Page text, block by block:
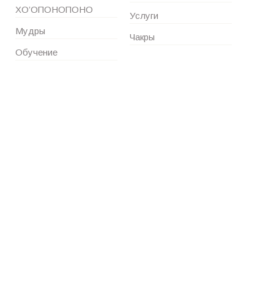
ХО’ОПОНОПОНО
Мудры
Обучение
Услуги
Чакры